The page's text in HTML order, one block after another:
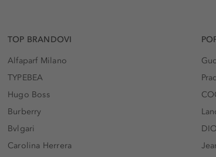
TOP BRANDOVI
Alfaparf Milano
TYPEBEA
Hugo Boss
Burberry
Bvlgari
Carolina Herrera